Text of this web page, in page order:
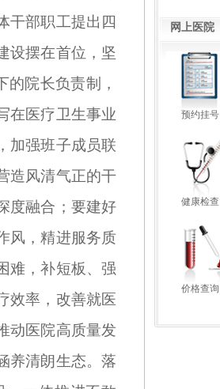
干部职工提出四
设摆在首位，坚
的院长负责制，
在医疗卫生事业
加强班子成员联
造风清气正的干
度融合；要建好
风，精进服务质
难，补短板、强
效率，改善就医
动医院高质量发
养清朗生态。落
网上医院
预约挂号
健康检查
价格查询